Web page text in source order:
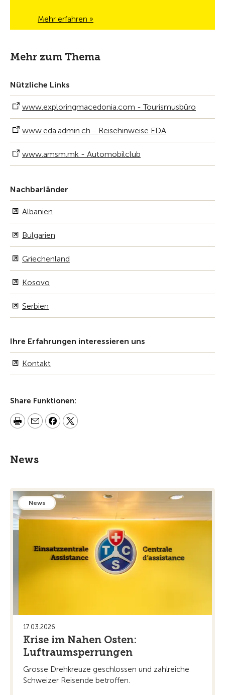
Mehr erfahren »
Mehr zum Thema
Nützliche Links
www.exploringmacedonia.com - Tourismusbüro
www.eda.admin.ch - Reisehinweise EDA
www.amsm.mk - Automobilclub
Nachbarländer
Albanien
Bulgarien
Griechenland
Kosovo
Serbien
Ihre Erfahrungen interessieren uns
Kontakt
Share Funktionen:
News
News
17.03.2026
Krise im Nahen Osten:
Luftraumsperrungen
Grosse Drehkreuze geschlossen und zahlreiche
Schweizer Reisende betroffen.